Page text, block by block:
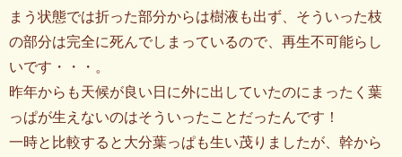
まう状態では折った部分からは樹液も出ず、そういった枝
の部分は完全に死んでしまっているので、再生不可能らし
いです・・・。
昨年からも天候が良い日に外に出していたのにまったく葉
っぱが生えないのはそういったことだったんです！
一時と比較すると大分葉っぱも生い茂りましたが、幹から